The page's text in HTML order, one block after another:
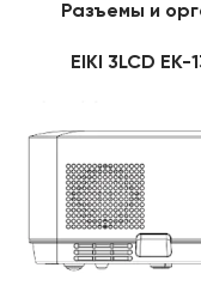
Разъемы и
EIKI 3LCD